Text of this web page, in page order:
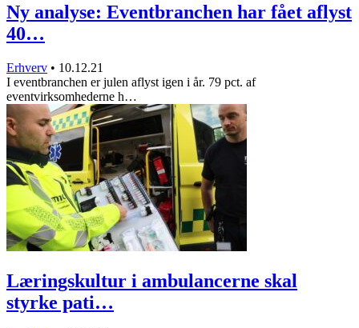
Ny analyse: Eventbranchen har fået aflyst
40…
Erhverv • 10.12.21
I eventbranchen er julen aflyst igen i år. 79 pct. af
eventvirksomhederne h…
Læringskultur i ambulancerne skal
styrke pati…